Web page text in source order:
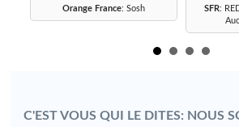
Orange France: Sosh SFR:
C'EST VOUS QUI LE DITES: NOUS